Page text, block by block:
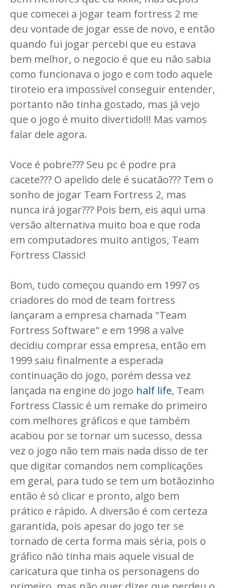
que comecei a jogar team fortress 2 me
deu vontade de jogar esse de novo, e então
quando fui jogar percebi que eu estava
bem melhor, o negocio é que eu não sabia
como funcionava o jogo e com todo aquele
tiroteio era impossível conseguir entender,
portanto não tinha gostado, mas já vejo
que o jogo é muito divertido!!! Mas vamos
falar dele agora.
Voce é pobre??? Seu pc é podre pra
cacete??? O apelido dele é sucatão??? Tem o
sonho de jogar Team Fortress 2, mas
nunca irá jogar??? Pois bem, eis aqui uma
versão alternativa muito boa e que roda
em computadores muito antigos, Team
Fortress Classic!
Bom, tudo começou quando em 1997 os
criadores do mod de team fortress
lançaram a empresa chamada "Team
Fortress Software" e em 1998 a valve
decidiu comprar essa empresa, então em
1999 saiu finalmente a esperada
continuação do jogo, porém dessa vez
lançada na engine do jogo half life, Team
Fortress Classic é um remake do primeiro
com melhores gráficos e que também
acabou por se tornar um sucesso, dessa
vez o jogo não tem mais nada disso de ter
que digitar comandos nem complicações
em geral, para tudo se tem um botãozinho
então é só clicar e pronto, algo bem
prático e rápido. A diversão é com certeza
garantida, pois apesar do jogo ter se
tornado de certa forma mais séria, pois o
gráfico não tinha mais aquele visual de
caricatura que tinha os personagens do